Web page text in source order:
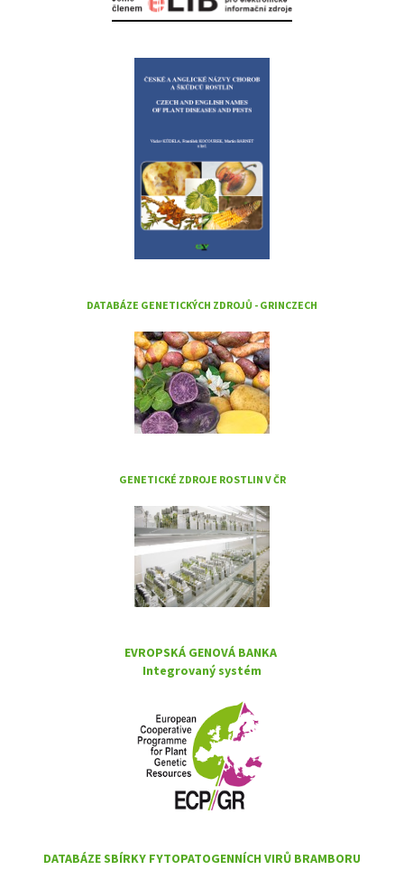
DATABÁZE GENETICKÝCH ZDROJŮ - GRINCZECH
GENETICKÉ ZDROJE ROSTLIN V ČR
EVROPSKÁ GENOVÁ BANKA
Integrovaný systém
DATABÁZE SBÍRKY FYTOPATOGENNÍCH VIRŮ BRAMBORU